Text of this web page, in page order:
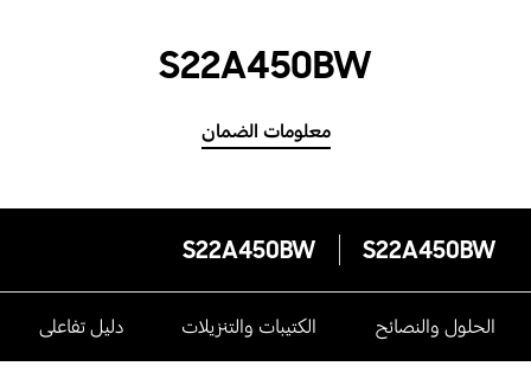
S22A450BW
معلومات الضمان
S22A450BW
S22A450BW
الحلول والنصائح الكتيبات والتنزيلات دليل تفاعلى